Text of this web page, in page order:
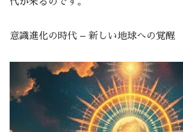
意識進化の時代 – 新しい地球への覚醒